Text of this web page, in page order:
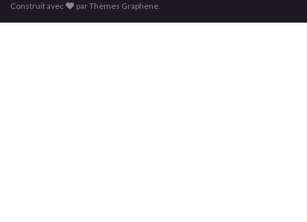
Construit avec
par Thèmes Graphene.